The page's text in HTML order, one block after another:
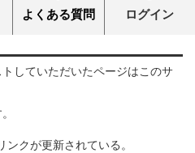
よくある質問 ログイン
していただいたページはこのサ
ンクが更新されている。